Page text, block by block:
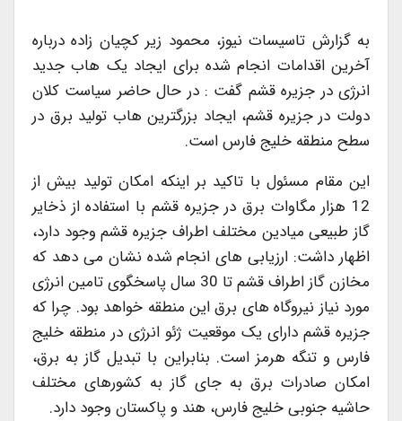
به گزارش تاسیسات نیوز، محمود زیر کچیان زاده درباره
آخرین اقدامات انجام شده برای ایجاد یک هاب جدید
انرژی در جزیره قشم گفت : در حال حاضر سیاست کلان
دولت در جزیره قشم، ایجاد بزرگترین هاب تولید برق در
سطح منطقه خلیج فارس است.
این مقام مسئول با تاکید بر اینکه امکان تولید بیش از
12 هزار مگاوات برق در جزیره قشم با استفاده از ذخایر
گاز طبیعی میادین مختلف اطراف جزیره قشم وجود دارد،
اظهار داشت: ارزیابی های انجام شده نشان می دهد که
مخازن گاز اطراف قشم تا 30 سال پاسخگوی تامین انرژی
مورد نیاز نیروگاه های برق این منطقه خواهد بود. چرا که
جزیره قشم دارای یک موقعیت ژئو انرژی در منطقه خلیج
فارس و تنگه هرمز است. بنابراین با تبدیل گاز به برق،
امکان صادرات برق به جای گاز به کشورهای مختلف
حاشیه جنوبی خلیج فارس، هند و پاکستان وجود دارد.